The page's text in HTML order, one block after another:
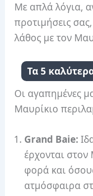
Με απλά λόγια,
προτιμήσεις
λάθος με τον
Τα 5
Οι αγαπημένες
Μαυρίκιο
Grand Baie:
έρχονται
φορά και
ατμόσφαιρα